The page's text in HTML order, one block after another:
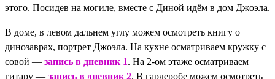
этого. Посидев на могиле, вместе с Диной идём в дом Джоэла.
В доме, в левом дальнем углу можем осмотреть книгу о
динозаврах, портрет Джоэла. На кухне осматриваем кружку с
совой — запись в дневник 1. На 2-ом этаже осматриваем
гитару — запись в дневник 2. В гардеробе можем осмотреть